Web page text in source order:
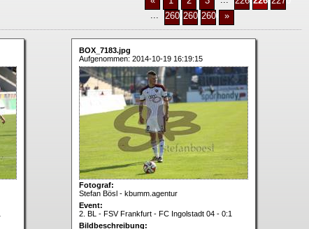
260226032604 »
BOX_7183.jpg
Aufgenommen: 2014-10-19 16:19:15
Fotograf:
Stefan Bösl - kbumm.agentur
Event:
2. BL - FSV Frankfurt - FC Ingolstadt 04 - 0:1
Bildbeschreibung: